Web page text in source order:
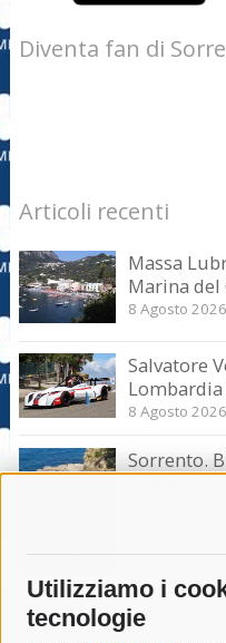
Utilizziamo i
tecnologie
Diventa fan di
Articoli recenti
Massa
Marina del
8 Agosto 2026
Salvatore
8 Agosto 2026
Sorrento.
– video –